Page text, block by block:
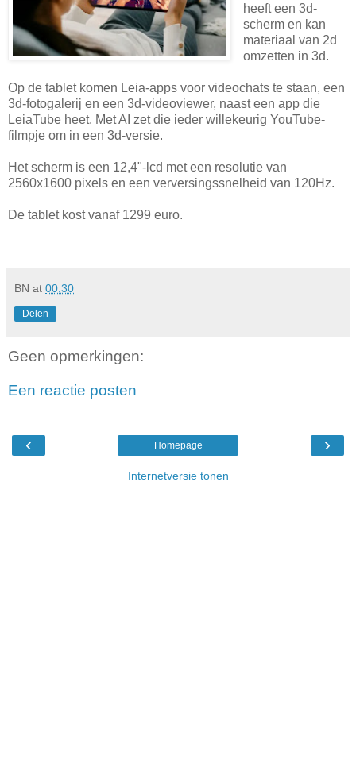
heeft een 3d-
scherm en kan
materiaal van 2d
omzetten in 3d.
Op de tablet komen Leia-apps voor videochats te staan, een
3d-fotogalerij en een 3d-videoviewer, naast een app die
LeiaTube heet. Met AI zet die ieder willekeurig YouTube-
filmpje om in een 3d-versie.
Het scherm is een 12,4"-lcd met een resolutie van
2560x1600 pixels en een verversingssnelheid van 120Hz.
De tablet kost vanaf 1299 euro.
BN at 00:30
Delen
Geen opmerkingen:
Een reactie posten
‹ ›
Homepage
Internetversie tonen